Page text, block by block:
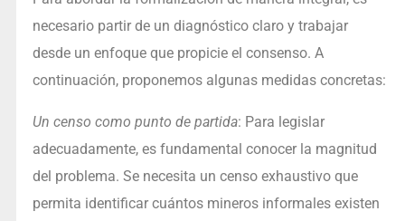
necesario partir de un diagnóstico claro y trabajar
desde un enfoque que propicie el consenso. A
continuación, proponemos algunas medidas concretas:
Un censo como punto de partida: Para legislar
adecuadamente, es fundamental conocer la magnitud
del problema. Se necesita un censo exhaustivo que
permita identificar cuántos mineros informales existen